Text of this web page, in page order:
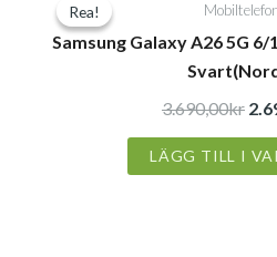
Rea!
Rea!
Samsung Galaxy A26 5G
3.690,00kr
var:
LÄGG TILL I